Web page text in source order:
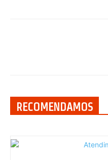
RECOMENDAMOS